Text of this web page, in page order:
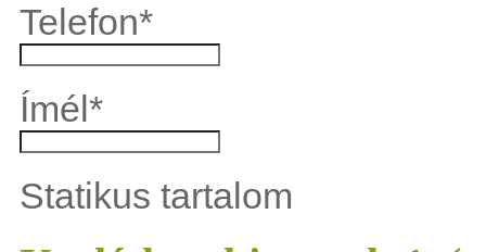
Telefon*
Ímél *
Statikus tartalom